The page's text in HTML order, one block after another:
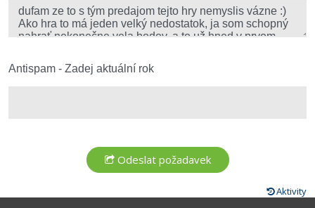
Fórum
Kybernetická bezpečnost
Antispam - Zadej aktuální rok
Aktivity